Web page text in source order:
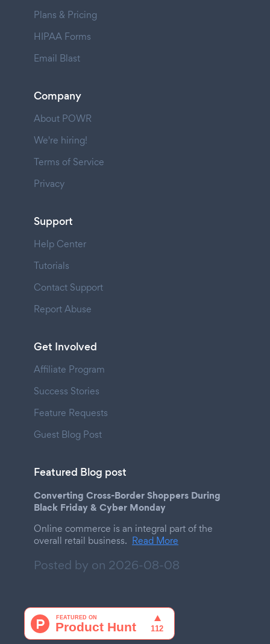
Plans & Pricing
HIPAA Forms
Email Blast
Company
About POWR
We're hiring!
Terms of Service
Privacy
Support
Help Center
Tutorials
Contact Support
Report Abuse
Get Involved
Affiliate Program
Success Stories
Feature Requests
Guest Blog Post
Featured Blog post
Converting Cross-Border Shoppers During
Black Friday & Cyber Monday
Online commerce is an integral part of the
overall retail business. Read More
Posted by on 2026-08-08